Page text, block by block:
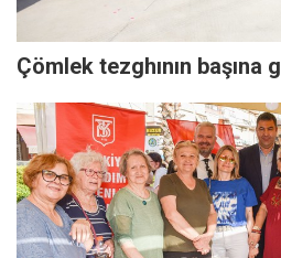
Çömlek tezghının başına